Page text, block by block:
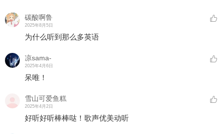
碳酸啊鲁
2025年8月5日
为什么听到那么多英语
凉sama-
2025年4月6日
呆唯！
雪山可爱鱼糕
2025年4月2日
好听好听棒棒哒！歌声优美动听